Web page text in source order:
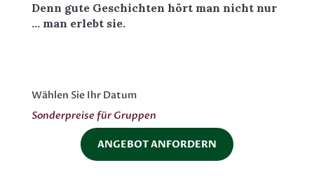
Denn gute Geschichten hört man nicht nur
… man erlebt sie.
Wählen Sie Ihr Datum
Sonderpreise für Gruppen
ANGEBOT ANFORDERN